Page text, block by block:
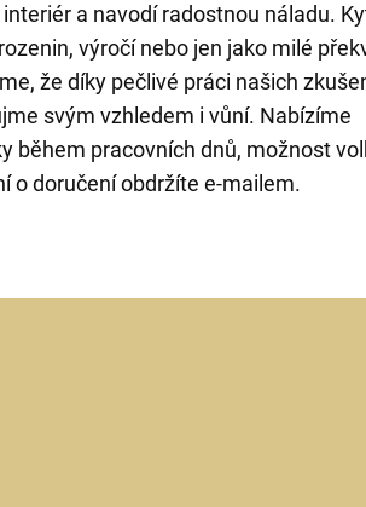
a navodí radostnou náladu.
výročí nebo jen jako milé
že díky pečlivé práci našich
svým vzhledem i vůní. Nabízíme
během pracovních dnů, možnost
o doručení obdržíte e-mailem.